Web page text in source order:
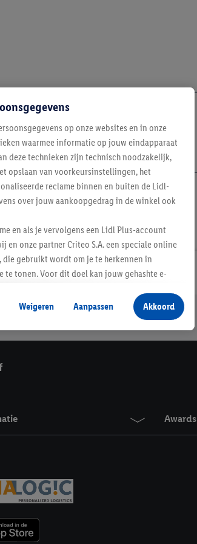
Awards
op onze websites en in onze
waarmee informatie op jouw eindapparaat
deze technieken zijn technisch noodzakelijk,
opslaan van voorkeursinstellingen, het
reclame binnen en buiten de Lidl-
over jouw aankoopgedrag in de winkel ook
en als je vervolgens een Lidl Plus-account
onze partner Criteo S.A. een speciale online
gebruikt wordt om je te herkennen in
tonen. Voor dit doel kan jouw gehashte e-
weergegeven voor producten waarin je
van een online winkel te plaatsen
diensten, met behulp van jouw gehashte e-
S.A. beschikt, aan jou kunnen worden
over de gegevensverwerking.
noodzakelijke cookies en vergelijkbare
doeleinden. Meer informatie,
op elk gewenst moment in te
Lidl website hier.Klik
Weigeren Aanpassen Akkoord